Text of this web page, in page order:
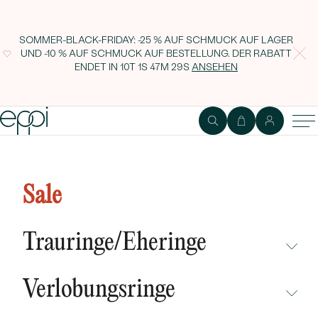
SOMMER-BLACK-FRIDAY: -25 % AUF SCHMUCK AUF LAGER
UND -10 % AUF SCHMUCK AUF BESTELLUNG. DER RABATT
ENDET IN10T 1S 47M 28S ANSEHEN
Sale
Trauringe/Eheringe
NEUHEITEN
Verlobungsringe
Edelstein Harlow